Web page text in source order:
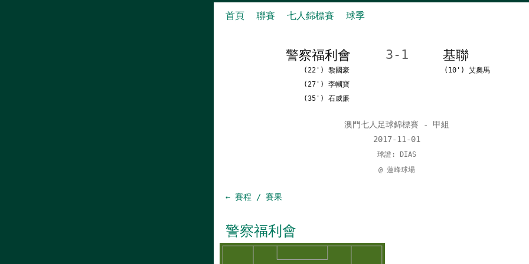
首頁 聯賽 七人錦標賽 球季
警察福利會 3-1 基聯
(22') 黎國豪
(27') 李幗寶
(35') 石威廉
(10') 艾奧馬
澳門七人足球錦標賽 - 甲組
2017-11-01
球證: DIAS
@ 蓮峰球場
← 賽程 / 賽果
警察福利會